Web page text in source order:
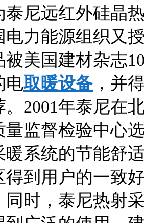
泰尼远红外硅晶
电力能源组织又
被美国建材杂志
电取暖设备，并
。2001年泰尼在
量监督检验中心
暖系统的节能舒
得到用户的一致
同时，泰尼热射